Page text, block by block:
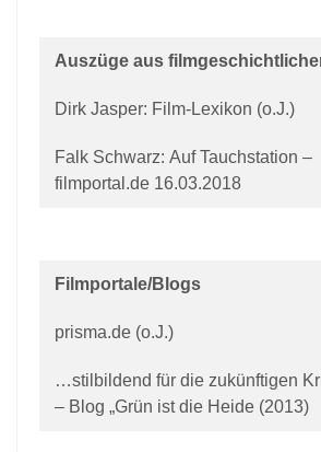
Auszüge aus
Dirk Jasper: Film-Lexikon (o.J.)
Falk Schwarz: Auf Tauchstation –
filmportal.de 16.03.2018
Filmportale/Blogs
prisma.de (o.J.)
…stilbildend für die zukünftigen
– Blog „Grün ist die Heide (2013)